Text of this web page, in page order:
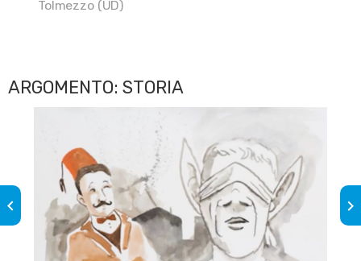
Tolmezzo (UD)
ARGOMENTO: STORIA
keyboard_arrow_left keyboard_arrow_right